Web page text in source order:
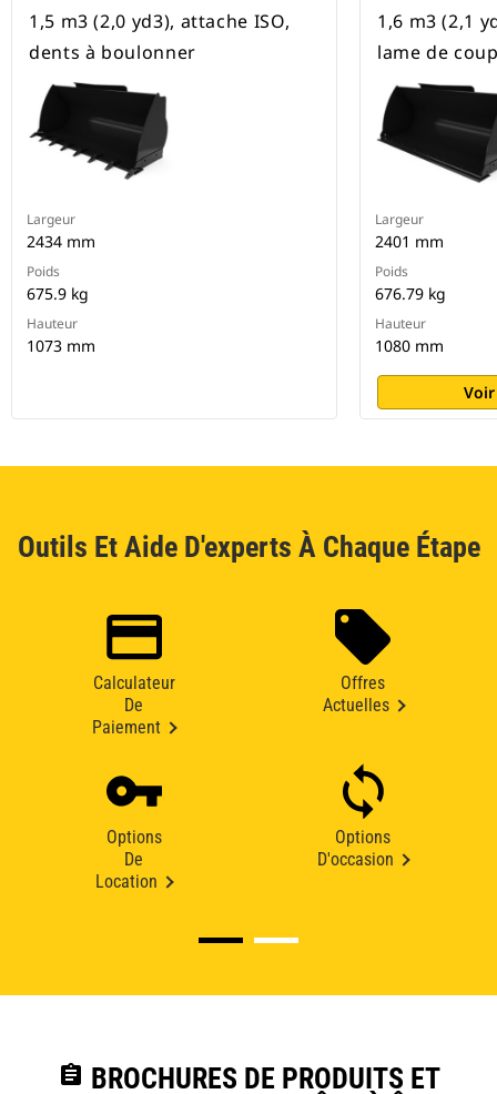
1,5 m3 (2,0 yd3), attache ISO,
dents à boulonner
Largeur
2434 mm
Poids
675.9 kg
Hauteur
1073 mm
1,6 m3 (2,1
lame de
Largeur
2401 mm
Poids
676.79 kg
Hauteur
1080 mm
Outils Et Aide D'experts À Chaque Étape
Calculateur
De
Paiement
Offres
Actuelles
Options
De
Location
Options
D'occasion
assignment BROCHURES DE PRODUITS ET